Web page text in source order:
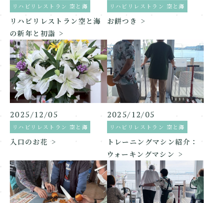
リハビリレストラン 空と海
リハビリレストラン空と海
の新年と初詣
リハビリレストラン 空と海
お餅つき
2025/12/05
リハビリレストラン 空と海
入口のお花
2025/12/05
リハビリレストラン 空と海
トレーニングマシン紹介：
ウォーキングマシン